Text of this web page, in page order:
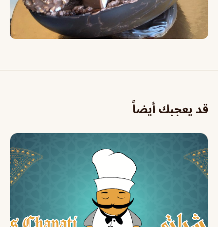
قد يعجبك أيضاً